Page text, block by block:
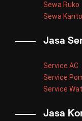
Sewa Ruko
Sewa
Jasa
Service AC
Service
Service
Jasa